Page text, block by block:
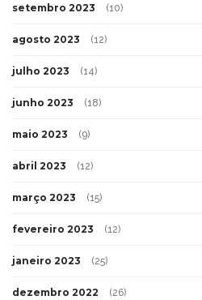
setembro 2023 (10)
agosto 2023 (12)
julho 2023 (14)
junho 2023 (18)
maio 2023 (9)
abril 2023 (12)
março 2023 (15)
fevereiro 2023 (12)
janeiro 2023 (25)
dezembro 2022 (26)